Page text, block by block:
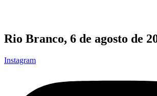
Rio Branco, 6 de agosto de
Instagram